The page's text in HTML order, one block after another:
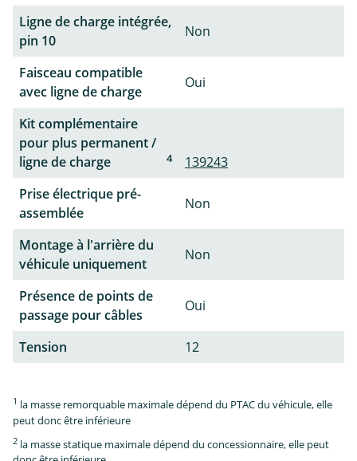
Ligne de charge intégrée,
pin 10
Non
Faisceau compatible
avec ligne de charge
Oui
Kit complémentaire
pour plus permanent /
ligne de charge
4
139243
Prise électrique pré-
assemblée
Non
Montage à l'arrière du
véhicule uniquement
Non
Présence de points de
passage pour câbles
Oui
Tension 12
1 la masse remorquable maximale dépend du PTAC du véhicule, elle
peut donc être inférieure
2 la masse statique maximale dépend du concessionnaire, elle peut